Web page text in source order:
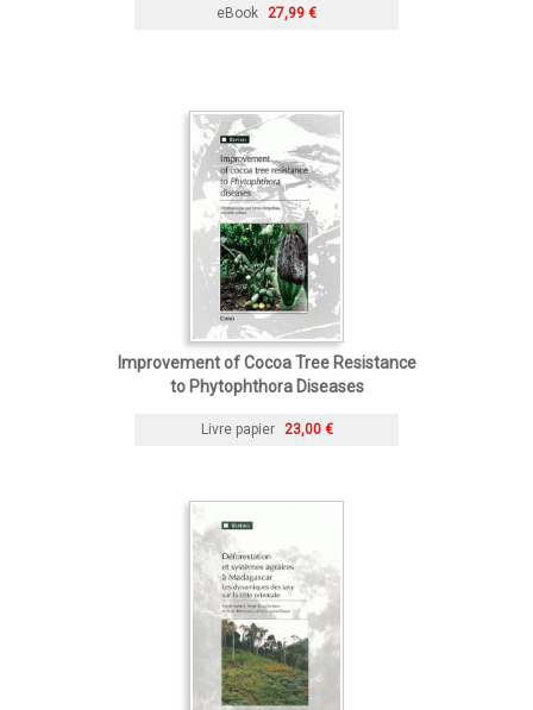
eBook 27,99 €
Improvement of Cocoa Tree Resistance
to Phytophthora Diseases
Livre papier 23,00 €